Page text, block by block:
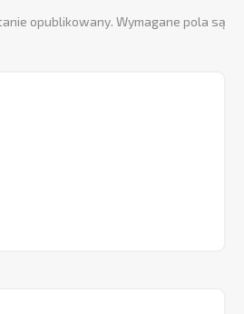
opublikowany. Wymagane pola są